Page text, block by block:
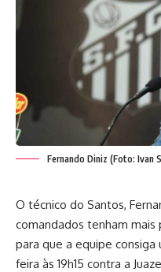
Fernando Diniz (Foto: Ivan
O técnico do Santos,
comandados tenham mais
para que a equipe
feira às 19h15 contra a